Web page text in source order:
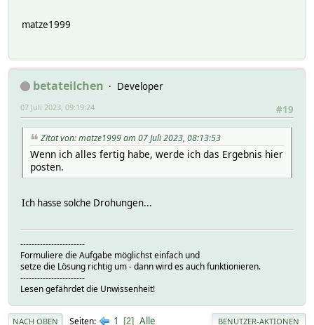
matze1999
betateilchen
Developer
#19
07 Juli 2023, 09:19:24
Zitat von: matze1999 am 07 Juli 2023, 08:13:53
Wenn ich alles fertig habe, werde ich das Ergebnis hier
posten.
Ich hasse solche Drohungen...
-----------------------
Formuliere die Aufgabe möglichst einfach und
setze die Lösung richtig um - dann wird es auch funktionieren.
-----------------------
Lesen gefährdet die Unwissenheit!
NACH OBEN Seiten 1 2 Alle BENUTZER-AKTIONEN